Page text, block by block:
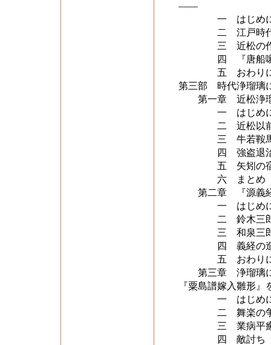
――
一 はじめ
二 江戸時代の
三 近松の作品
四 『唐船噺今
五 おわり
第三部 時代浄瑠璃
第一章 近松浄瑠
一 はじめ
二 近松以前の
三 牛若鞍馬
四 強盗退治
五 矢矧の宿の
六 まとめ
第二章 『源義経
一 はじめ
二 鈴木三郎
三 和泉三郎忠
四 義経の造
五 おわり
第三章 浄瑠璃に
『粟島譜嫁入雛形
一 はじめ
二 舞楽の争
三 業病平
四 敵討ち